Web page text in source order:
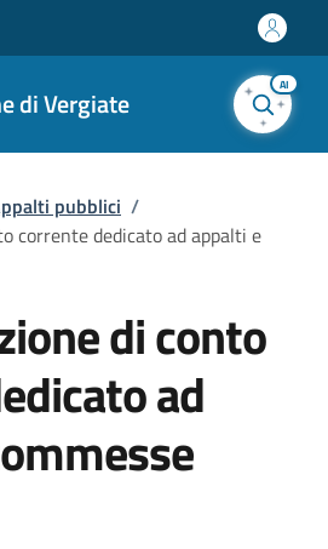
di Vergiate
AI
pubblici /
corrente dedicato ad appalti e
di conto
ad